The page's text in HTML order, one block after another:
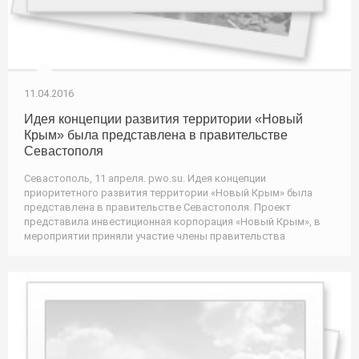
11.04.2016
Идея концепции развития территории «Новый
Крым» была представлена в правительстве
Севастополя
Севастополь, 11 апреля. pwo.su. Идея концепции
приоритетного развития территории «Новый Крым» была
представлена в правительстве Севастополя. Проект
представила инвестиционная корпорация «Новый Крым», в
мероприятии приняли участие члены правительства